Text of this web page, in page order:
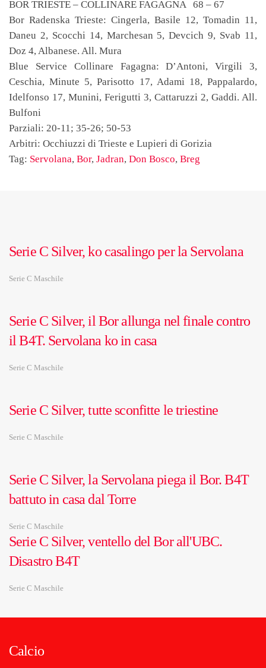
BOR TRIESTE – COLLINARE FAGAGNA 68 – 67
Bor Radenska Trieste: Cingerla, Basile 12, Tomadin 11,
Daneu 2, Scocchi 14, Marchesan 5, Devcich 9, Svab 11,
Doz 4, Albanese. All. Mura
Blue Service Collinare Fagagna: D’Antoni, Virgili 3,
Ceschia, Minute 5, Parisotto 17, Adami 18, Pappalardo,
Idelfonso 17, Munini, Ferigutti 3, Cattaruzzi 2, Gaddi. All.
Bulfoni
Parziali: 20-11; 35-26; 50-53
Arbitri: Occhiuzzi di Trieste e Lupieri di Gorizia
Tag: Servolana, Bor, Jadran, Don Bosco, Breg
Serie C Silver, ko casalingo per la Servolana
Serie C Maschile
Serie C Silver, il Bor allunga nel finale contro
il B4T. Servolana ko in casa
Serie C Maschile
Serie C Silver, tutte sconfitte le triestine
Serie C Maschile
Serie C Silver, la Servolana piega il Bor. B4T
battuto in casa dal Torre
Serie C Maschile
Serie C Silver, ventello del Bor all'UBC.
Disastro B4T
Serie C Maschile
Calcio